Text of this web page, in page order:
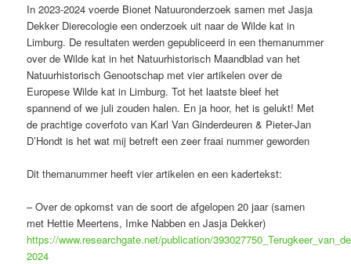
In 2023-2024 voerde Bionet Natuuronderzoek samen met Jasja
Dekker Dierecologie een onderzoek uit naar de Wilde kat in
Limburg. De resultaten werden gepubliceerd in een themanummer
over de Wilde kat in het Natuurhistorisch Maandblad van het
Natuurhistorisch Genootschap met vier artikelen over de
Europese Wilde kat in Limburg. Tot het laatste bleef het
spannend of we juli zouden halen. En ja hoor, het is gelukt! Met
de prachtige coverfoto van Karl Van Ginderdeuren & Pieter-Jan
D’Hondt is het wat mij betreft een zeer fraai nummer geworden
Dit themanummer heeft vier artikelenen een kadertekst:
– Over de opkomst van de soort de afgelopen 20 jaar (samen
met Hettie Meertens, Imke Nabben en Jasja Dekker)
https://www.researchgate.net/publication/
2024